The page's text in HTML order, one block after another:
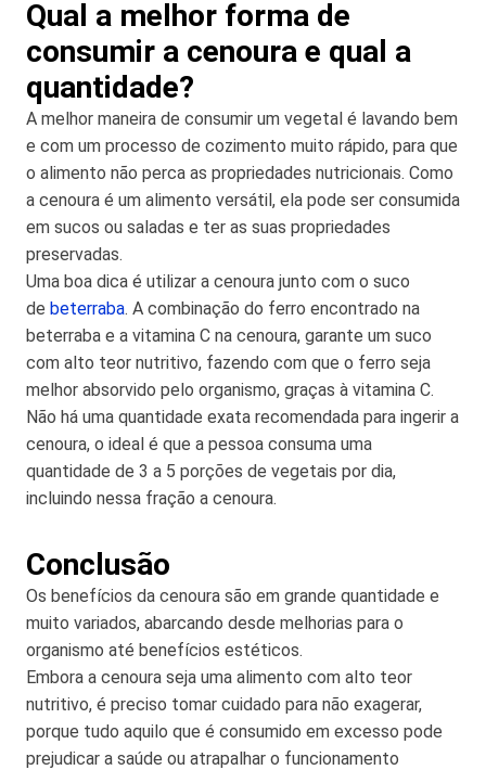
Qual a melhor forma de
consumir a cenoura e qual a
quantidade?
A melhor maneira de consumir um vegetal é lavando bem
e com um processo de cozimento muito rápido, para que
o alimento não perca as propriedades nutricionais. Como
a cenoura é um alimento versátil, ela pode ser consumida
em sucos ou saladas e ter as suas propriedades
preservadas.
Uma boa dica é utilizar a cenoura junto com o suco
de beterraba. A combinação do ferro encontrado na
beterraba e a vitamina C na cenoura, garante um suco
com alto teor nutritivo, fazendo com que o ferro seja
melhor absorvido pelo organismo, graças à vitamina C.
Não há uma quantidade exata recomendada para ingerir a
cenoura, o ideal é que a pessoa consuma uma
quantidade de 3 a 5 porções de vegetais por dia,
incluindo nessa fração a cenoura.
Conclusão
Os benefícios da cenoura são em grande quantidade e
muito variados, abarcando desde melhorias para o
organismo até benefícios estéticos.
Embora a cenoura seja uma alimento com alto teor
nutritivo, é preciso tomar cuidado para não exagerar,
porque tudo aquilo que é consumido em excesso pode
prejudicar a saúde ou atrapalhar o funcionamento